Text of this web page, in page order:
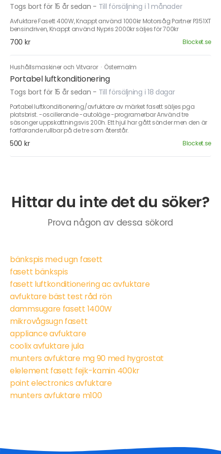
Togs bort för 15 år sedan - Till försäljning i 1 månader
Avfuktare Fasett 400W, Knappt använd 1000kr Motorsåg Partner P351XT
bensindriven, Knappt använd Nypris 2000kr säljes för 700kr
700 kr Blocket.se
Hushållsmaskiner och Vitvaror · Östermalm
Portabel luftkonditionering
Togs bort för 15 år sedan - Till försäljning i 18 dagar
Portabel luftkonditionering/avfuktare av märket fasett säljes pga
platsbrist. -oscillerande -autoläge -programerbar Använd tre
säsonger uppskattningsvis 200h. Ett hjul har gått sönder men den är
fortfarande rullbar på de tre som återstår.
500 kr Blocket.se
Hittar du inte det du söker?
Prova någon av dessa sökord
bänkspis med ugn fasett
fasett bänkspis
fasett luftkonditionering ac avfuktare
avfuktare bäst test råd rön
dammsugare fasett 1400W
mikrovågsugn fasett
appliance avfuktare
coolix avfuktare jula
munters avfuktare mg 90 med hygrostat
elelement fasett fejk-kamin 400kr
point electronics avfuktare
munters avfuktare m100